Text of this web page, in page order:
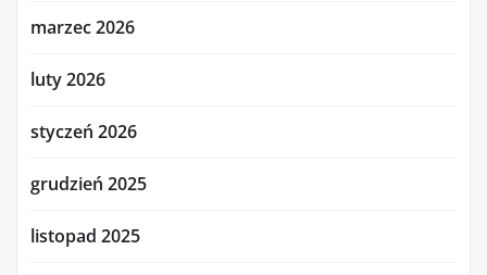
marzec 2026
luty 2026
styczeń 2026
grudzień 2025
listopad 2025